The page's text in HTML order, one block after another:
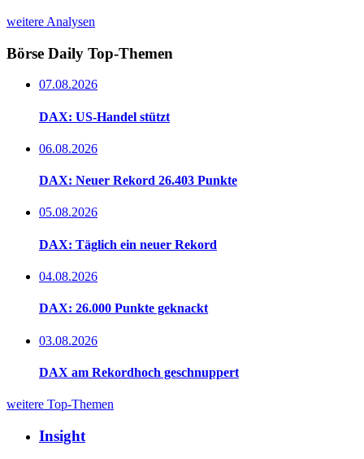
weitere Analysen
Börse Daily Top-Themen
07.08.2026
DAX: US-Handel stützt
06.08.2026
DAX: Neuer Rekord 26.403 Punkte
05.08.2026
DAX: Täglich ein neuer Rekord
04.08.2026
DAX: 26.000 Punkte geknackt
03.08.2026
DAX am Rekordhoch geschnuppert
weitere Top-Themen
Insight